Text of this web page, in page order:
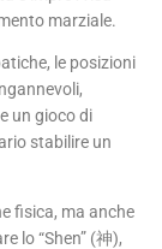
marziale.
le posizioni
un gioco di
stabilire un
fisica, ma anche
lo “Shen” (神),